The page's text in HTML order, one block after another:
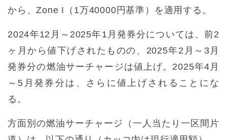
から、Zone I（1万40000円基準）を適用する。
2024年12月～2025年1月発券分については、前2
ヶ月から値下げされたものの、2025年2月～3月
発券分の燃油サーチャージは値上げ。2025年4月
～5月発券分は、さらに値上げされることにな
る。
方面別の燃油サーチャージ（一人当たり一区間片